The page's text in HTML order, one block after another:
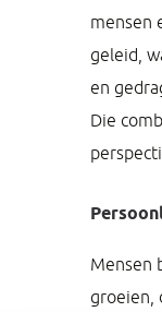
mensen
geleid,
en
Die
Mensen
groeien,